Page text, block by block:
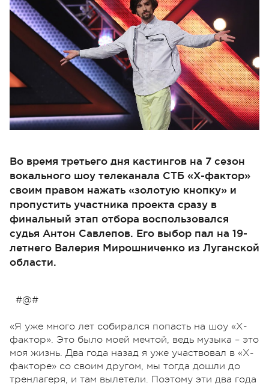
Во время третьего дня кастингов на 7 сезон
вокального шоу телеканала СТБ «Х-фактор»
своим правом нажать «золотую кнопку» и
пропустить участника проекта сразу в
финальный этап отбора воспользовался
судья Антон Савлепов. Его выбор пал на 19-
летнего Валерия Мирошниченко из Луганской
области.
#@#
«Я уже много лет собирался попасть на шоу «Х-
фактор». Это было моей мечтой, ведь музыка – это
моя жизнь. Два года назад я уже участвовал в «Х-
факторе» со своим другом, мы тогда дошли до
тренлагеря, и там вылетели. Поэтому эти два года